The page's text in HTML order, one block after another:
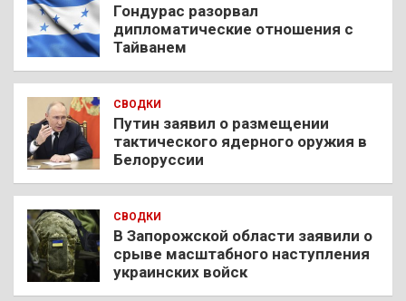
Гондурас разорвал
дипломатические отношения с
Тайванем
СВОДКИ
Путин заявил о размещении
тактического ядерного оружия в
Белоруссии
СВОДКИ
В Запорожской области заявили о
срыве масштабного наступления
украинских войск